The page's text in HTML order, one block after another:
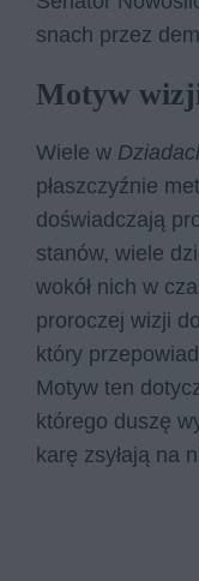
snach przez
Motyw
Wiele w
płaszczyźnie
doświadczają
stanów, wiele
wokół nich w
proroczej wizji
który
Motyw ten
którego duszę
karę zsyłają na